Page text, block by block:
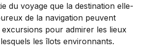
du voyage que la destination elle-
de la navigation peuvent
pour admirer les lieux
les îlots environnants.